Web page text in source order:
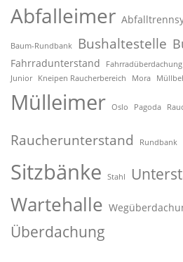
Abfalleimer
Baum-Rundbank Bushaltestelle
Fahrradunterstand Fahrradüberdachung
Junior Kneipen Raucherbereich Mora
Mülleimer Oslo Pagoda
Raucherunterstand Rundbank
Sitzbänke
Stahl
Wartehalle
Überdachung